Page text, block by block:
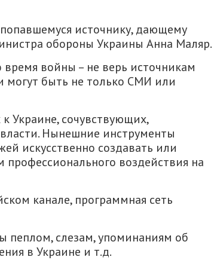
источнику, дающему
обороны Украины Анна Маляр.
войны – не верь источникам
быть не только СМИ или
Украине, сочувствующих,
Нынешние инструменты
искусственно создавать или
профессионального воздействия на
канале, программная сеть
пеплом, слезам, упоминаниям об
в Украине и т.д.